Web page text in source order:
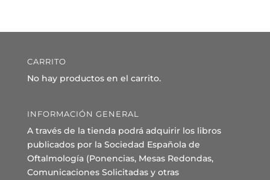
CARRITO
No hay productos en el carrito.
INFORMACIÓN GENERAL
A través de la tienda podrá adquirir los libros
publicados por la Sociedad Española de
Oftalmología (Ponencias, Mesas Redondas,
Comunicaciones Solicitadas y otras